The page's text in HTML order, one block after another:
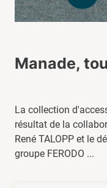
Manade,
La collection
résultat de la
René TALOPP et le
groupe FERODO ...